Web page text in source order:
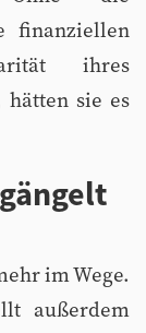
finanziellen
ihres
hätten sie es
im Wege.
außerdem